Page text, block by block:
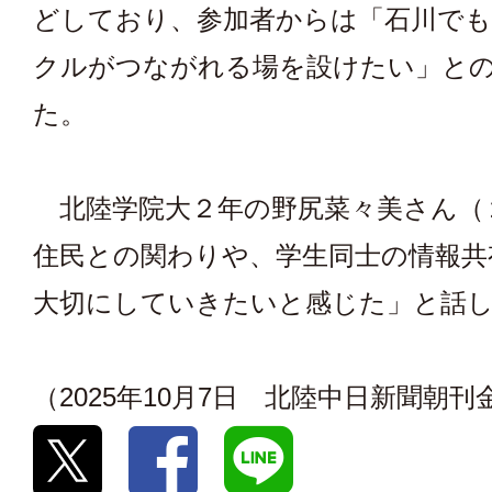
どしており、参加者からは「石川で
クルがつながれる場を設けたい」と
た。
北陸学院大２年の野尻菜々美さん（
住民との関わりや、学生同士の情報
大切にしていきたいと感じた」と話
（2025年10月7日 北陸中日新聞朝刊